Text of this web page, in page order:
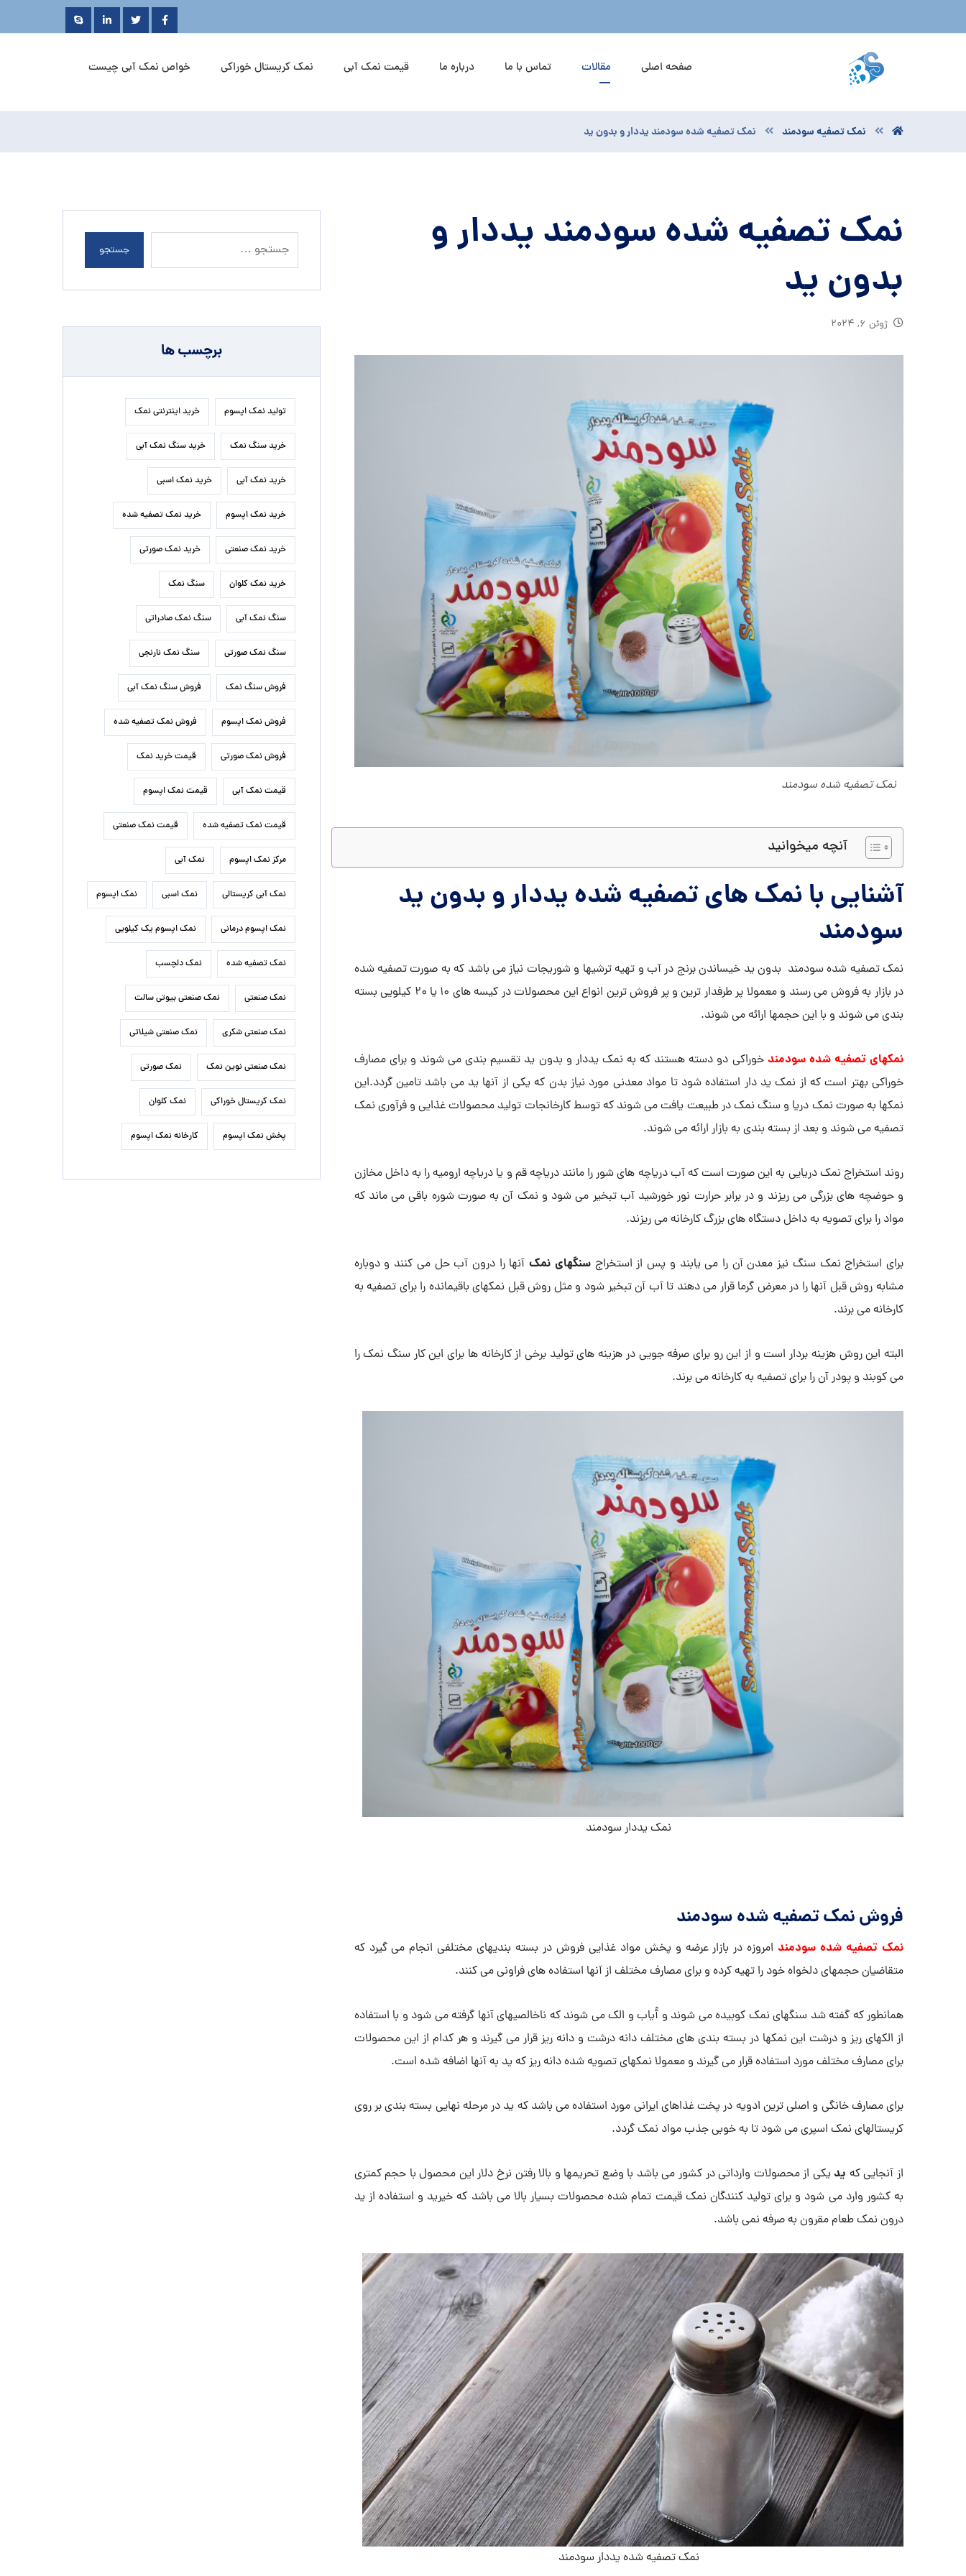
صفحه اصلی مقالات تماس با ما درباره ما قیمت نمک آبی نمک کریستال خوراکی خواص نمک آبی چیست
نمک تصفیه سودمند نمک تصفیه شده سودمند یددار و بدون ید
نمک تصفیه شده سودمند یددار و
بدون ید
ژوئن ۶, ۲۰۲۴
نمک تصفیه شده سودمند
آنچه میخوانید
آشنایی با نمک های تصفیه شده یددار و بدون ید
سودمند
نمک تصفیه شده سودمند بدون ید خیساندن برنج در آب و تهیه ترشیها و شوریجات نیاز می باشد که به صورت تصفیه شده
در بازار به فروش می رسند و معمولا پر طرفدار ترین و پر فروش ترین انواع این محصولات در کیسه های 10 یا 20 کیلویی بسته
بندی می شوند و با این حجمها ارائه می شوند.
نمکهای تصفیه شده سودمند خوراکی دو دسته هستند که به نمک یددار و بدون ید تقسیم بندی می شوند و برای مصارف
خوراکی بهتر است که از نمک ید دار استفاده شود تا مواد معدنی مورد نیاز بدن که یکی از آنها ید می باشد تامین گردد.این
نمکها به صورت نمک دریا و سنگ نمک در طبیعت یافت می شوند که توسط کارخانجات تولید محصولات غذایی و فرآوری نمک
تصفیه می شوند و بعد از بسته بندی به بازار ارائه می شوند.
روند استخراج نمک دریایی به این صورت است که آب دریاچه های شور را مانند دریاچه قم و یا دریاچه ارومیه را به داخل مخازن
و حوضچه های بزرگی می ریزند و در برابر حرارت نور خورشید آب تبخیر می شود و نمک آن به صورت شوره باقی می ماند که
مواد را برای تصویه به داخل دستگاه های بزرگ کارخانه می ریزند.
برای استخراج نمک سنگ نیز معدن آن را می یابند و پس از استخراجسنگهای نمکآنها را درون آب حل می کنند و دوباره
مشابه روش قبل آنها را در معرض گرما قرار می دهند تا آب آن تبخیر شود و مثل روش قبل نمکهای باقیمانده را برای تصفیه به
کارخانه می برند.
البته این روش هزینه بردار است و از این رو برای صرفه جویی در هزینه های تولید برخی از کارخانه ها برای این کار سنگ نمک را
می کوبند و پودر آن را برای تصفیه به کارخانه می برند.
نمک یددار سودمند
فروش نمک تصفیه شده سودمند
نمک تصفیه شده سودمند امروزه در بازار عرضه و پخش مواد غذایی فروش در بسته بندیهای مختلفی انجام می گیرد که
متقاضیان حجمهای دلخواه خود را تهیه کرده و برای مصارف مختلف از آنها استفاده های فراونی می کنند.
همانطور که گفته شد سنگهای نمک کوبیده می شوند و آُیاب و الک می شوند که ناخالصیهای آنها گرفته می شود و با استفاده
از الکهای ریز و درشت این نمکها در بسته بندی های مختلف دانه درشت و دانه ریز قرار می گیرند و هر کدام از این محصولات
برای مصارف مختلف مورد استفاده قرار می گیرند و معمولا نمکهای تصویه شده دانه ریز که ید به آنها اضافه شده است.
برای مصارف خانگی و اصلی ترین ادویه در پخت غذاهای ایرانی مورد استفاده می باشد که ید در مرحله نهایی بسته بندی بر روی
کریستالهای نمک اسپری می شود تا به خوبی جذب مواد نمک گردد.
از آنجایی که ید یکی از محصولات وارداتی در کشور می باشد با وضع تحریمها و بالا رفتن نرخ دلار این محصول با حجم کمتری
به کشور وارد می شود و برای تولید کنندگان نمک قیمت تمام شده محصولات بسیار بالا می باشد که خیرید و استفاده از ید
درون نمک طعام مقرون به صرفه نمی باشد.
نمک تصفیه شده یددار سودمند
جستجو
برچسب ها
تولید نمک اپسوم خرید اینترنتی نمک
خرید سنگ نمک خرید سنگ نمک آبی
خرید نمک آبی خرید نمک اسبی
خرید نمک اپسوم خرید نمک تصفیه شده
خرید نمک صنعتی خرید نمک صورتی
خرید نمک کلوان سنگ نمک
سنگ نمک آبی سنگ نمک صادراتی
سنگ نمک صورتی سنگ نمک نارنجی
فروش سنگ نمک فروش سنگ نمک آبی
فروش نمک اپسوم فروش نمک تصفیه شده
فروش نمک صورتی قیمت خرید نمک
قیمت نمک آبی قیمت نمک اپسوم
قیمت نمک تصفیه شده قیمت نمک صنعتی
مرکز نمک اپسوم نمک آبی
نمک آبی کریستالی نمک اسبی نمک اپسوم
نمک اپسوم درمانی نمک اپسوم یک کیلویی
نمک تصفیه شده نمک دلچسب
نمک صنعتی نمک صنعتی بیوتی سالت
نمک صنعتی شکری نمک صنعتی شیلاتی
نمک صنعتی نوین نمک نمک صورتی
نمک کریستال خوراکی نمک کلوان
پخش نمک اپسوم کارخانه نمک اپسوم